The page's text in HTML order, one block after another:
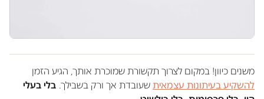
משנים כיוון! במקום לצרוך תקשורת שמוכרת אותך, הגיע הזמן
להשקיע בעיתונות עצמאית שעובדת אך ורק בשבילך. בלי בעלי